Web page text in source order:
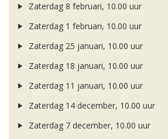
Zaterdag 8 februari, 10.00 uur
Zaterdag 1 februari, 10.00 uur
Zaterdag 25 januari, 10.00 uur
Zaterdag 18 januari, 10.00 uur
Zaterdag 11 januari, 10.00 uur
Zaterdag 14 december, 10.00 uur
Zaterdag 7 december, 10.00 uur